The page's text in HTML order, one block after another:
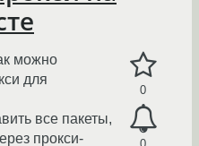
0
можно
для
все пакеты,
прокси-